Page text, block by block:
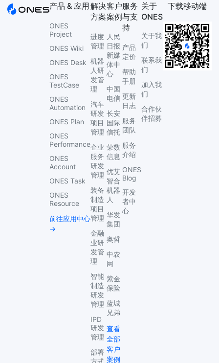
产品 & 应用
ONES
Project
ONES Wiki
ONES Desk
ONES
TestCase
ONES
Automation
ONES Plan
ONES
Performance
ONES
Account
ONES Task
ONES
Resource
前往应用中心
→
解决
方案
进度
管理
机器
人研
发管
理
汽车
研发
项目
管理
企业
服务
研发
管理
装备
制造
项目
管理
金融
业研
发管
理
智能
制造
研发
管理
IPD
研发
管理
部署
方式
客户
案例
人民
日报
新媒
体中
心
中国
电信
长安
国际
信托
荣数
信息
优艾
智合
机器
人
华发
集团
奥哲
中农
网
紫金
保险
蓝城
兄弟
查看
全部
客户
案例
服务
与支
持
产品
定价
帮助
手册
更新
日志
服务
团队
服务
介绍
ONES
Blog
开发
者中
心
关于
ONES
关于我
们
联系我
们
加入我
们
合作伙
伴招募
下载移动端